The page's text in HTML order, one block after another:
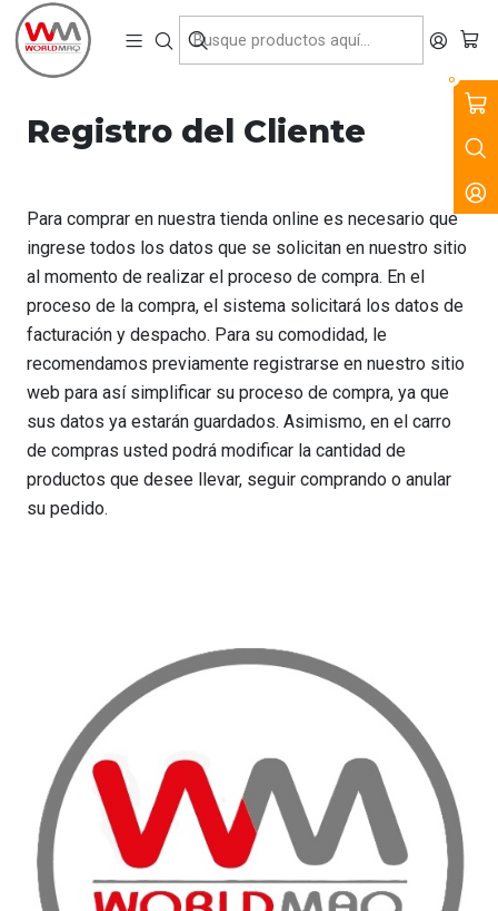
0
VENTA, ARRIENDO Y SERVICIO DE MAQUINARIA PARA LA
CONSTRUCCIÓN, MINERÍA E INDUSTRIA.
Inicio Terminos Registro del Cliente
Registro del Cliente
Para comprar en nuestra tienda online es necesario que
ingrese todos los datos que se solicitan en nuestro sitio
al momento de realizar el proceso de compra. En el
proceso de la compra, el sistema solicitará los datos de
facturación y despacho. Para su comodidad, le
recomendamos previamente registrarse en nuestro sitio
web para así simplificar su proceso de compra, ya que
sus datos ya estarán guardados. Asimismo, en el carro
de compras usted podrá modificar la cantidad de
productos que desee llevar, seguir comprando o anular
su pedido.